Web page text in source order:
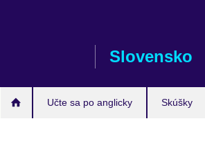
Slovensko
Učte sa po anglicky Skúšky